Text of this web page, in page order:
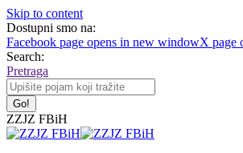
Skip to content
Dostupni smo na:
Facebook page opens in new windowX page
Search:
Pretraga
ZZJZ FBiH